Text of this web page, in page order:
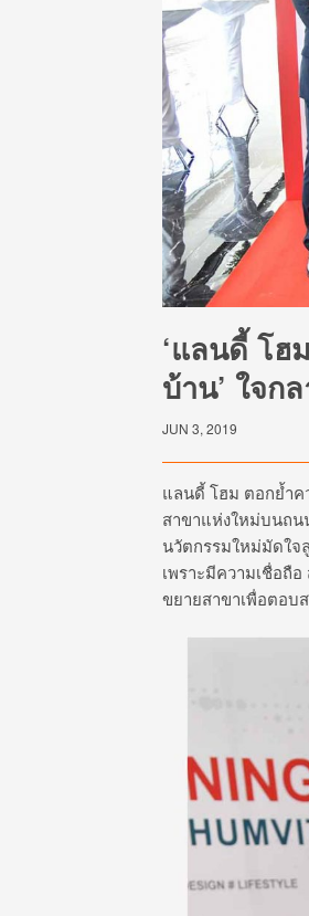
‘แลนดี้ โฮ
บ้าน’ ใจก
JUN 3, 2019
แลนดี้ โฮม ตอกย้ำค
สาขาแห่งใหม่บนถน
นวัตกรรมใหม่มัดใจ
เพราะมีความเชื่อถื
ขยายสาขาเพื่อตอบ